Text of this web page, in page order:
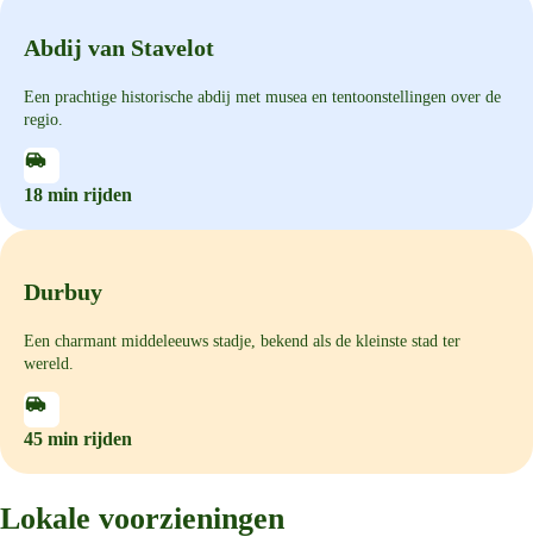
Abdij van Stavelot
Een prachtige historische abdij met musea en tentoonstellingen over de
regio.
18 min rijden
Durbuy
Een charmant middeleeuws stadje, bekend als de kleinste stad ter
wereld.
45 min rijden
Lokale voorzieningen